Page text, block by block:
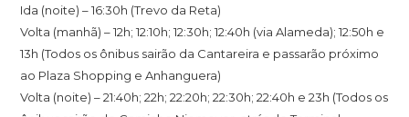
Ida (noite) – 16:30h (Trevo da Reta)
Volta (manhã) –12h; 12:10h; 12:30h; 12:40h (via Alameda); 12:50h e
13h (Todos os ônibus sairão da Cantareira e passarão próximo
ao Plaza Shopping e Anhanguera)
Volta (noite) –21:40h; 22h; 22:20h; 22:30h; 22:40h e 23h (Todos os